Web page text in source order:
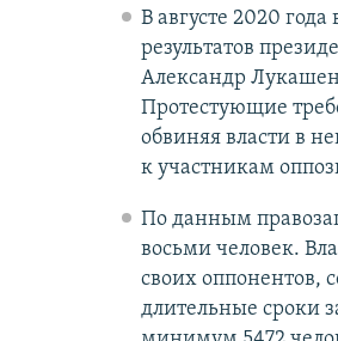
В августе 2020
результатов
Александр
Протестующие
обвиняя власти в
к участникам
По данным
восьми человек.
своих оппонентов,
длительные сроки